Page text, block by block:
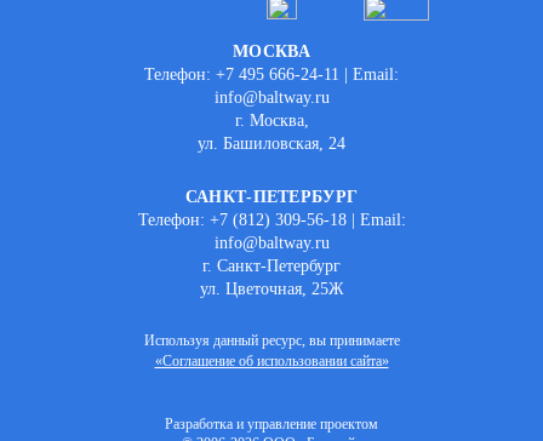
МОСКВА
Телефон: +7 495 666-24-11 | Email:
info@baltway.ru
г. Москва,
ул. Башиловская, 24
САНКТ-ПЕТЕРБУРГ
Телефон: +7 (812) 309-56-18 | Email:
info@baltway.ru
г. Санкт-Петербург
ул. Цветочная, 25Ж
Разработка и управление проектом
Используя данный ресурс, вы принимаете
«Соглашение об использовании сайта»